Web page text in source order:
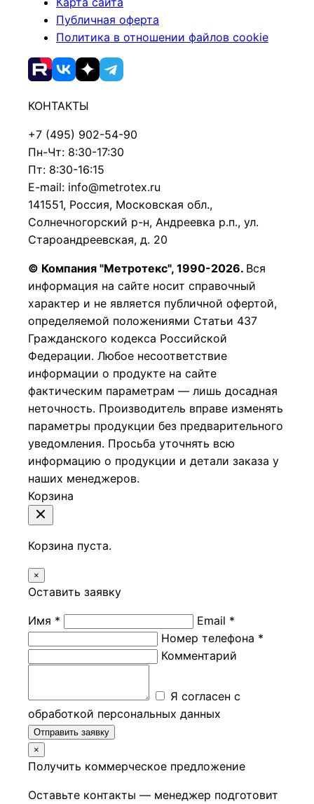
Публичная оферта
Политика в отношении файлов cookie
КОНТАКТЫ
+7 (495) 902-54-90
Пн-Чт: 8:30-17:30
Пт: 8:30-16:15
E-mail: info@metrotex.ru
141551, Россия, Московская обл.,
Солнечногорский р-н, Андреевка р.п., ул.
Староандреевская, д. 20
© Компания "Метротекс", 1990-2026. Вся
информация на сайте носит справочный
характер и не является публичной офертой,
определяемой положениями Статьи 437
Гражданского кодекса Российской
Федерации. Любое несоответствие
информации о продукте на сайте
фактическим параметрам — лишь досадная
неточность. Производитель вправе изменять
параметры продукции без предварительного
уведомления. Просьба уточнять всю
информацию о продукции и детали заказа у
наших менеджеров.
Корзина
Корзина пуста.
×
Оставить заявку
Имя *
Email *
Номер телефона *
Комментарий
Я согласен с
обработкой персональных данных
Отправить заявку
×
Получить коммерческое предложение
Оставьте контакты — менеджер подготовит